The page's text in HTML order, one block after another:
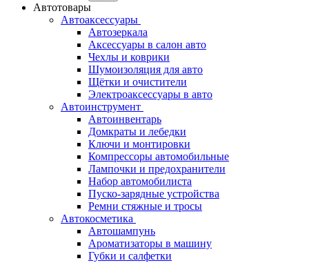
Автотовары
Автоаксессуары
Автозеркала
Аксессуары в салон авто
Чехлы и коврики
Шумоизоляция для авто
Щётки и очистители
Электроаксессуары в авто
Автоинструмент
Автоинвентарь
Домкраты и лебедки
Ключи и монтировки
Компрессоры автомобильные
Лампочки и предохранители
Набор автомобилиста
Пуско-зарядные устройства
Ремни стяжные и тросы
Автокосметика
Автошампунь
Ароматизаторы в машину
Губки и салфетки